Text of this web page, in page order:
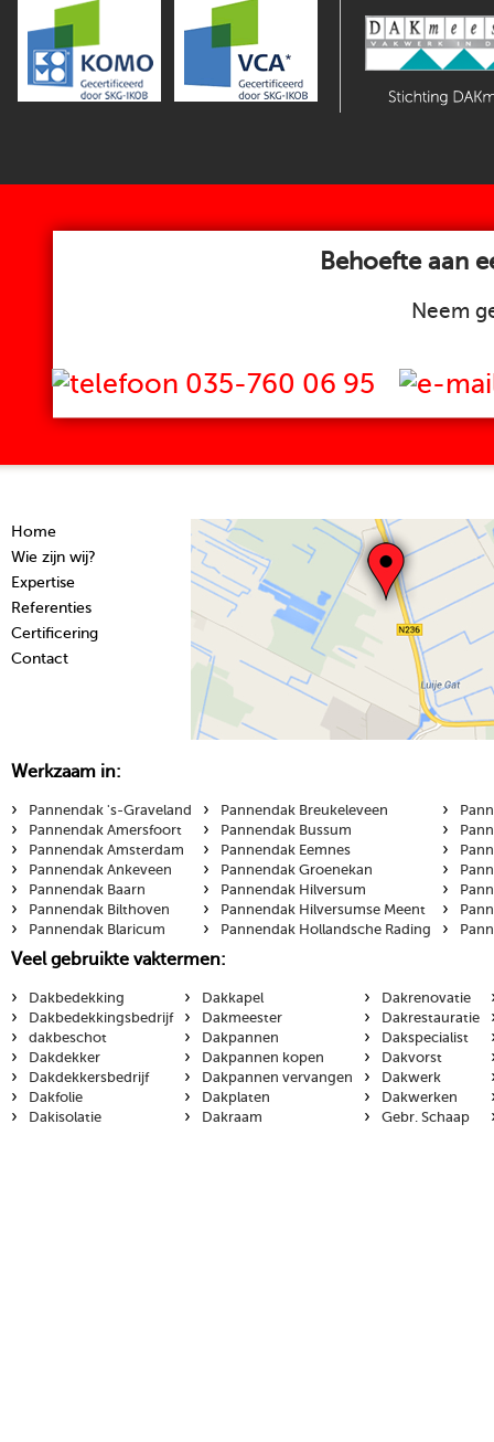
Behoefte aan
Neem
035-760 06 95
Home
Wie zijn wij?
Expertise
Referenties
Certificering
Contact
Werkzaam in:
›
Pannendak 's-Graveland
› Pannendak Amersfoort
› Pannendak Amsterdam
› Pannendak Ankeveen
› Pannendak Baarn
› Pannendak Bilthoven
› Pannendak Blaricum
› Pannendak Breukeleveen
› Pannendak Bussum
› Pannendak Eemnes
› Pannendak Groenekan
› Pannendak Hilversum
› Pannendak Hilversumse Meent
› Pannendak Hollandsche Rading
›
›
›
›
›
›
›
Veel gebruikte vaktermen:
›
Dakbedekking
› Dakbedekkingsbedrijf
› dakbeschot
› Dakdekker
› Dakdekkersbedrijf
› Dakfolie
› Dakisolatie
› Dakkapel
› Dakmeester
› Dakpannen
› Dakpannen kopen
› Dakpannen vervangen
› Dakplaten
› Dakraam
› Dakrenovatie
› Dakrestauratie
› Dakspecialist
› Dakvorst
› Dakwerk
› Dakwerken
› Gebr. Schaap